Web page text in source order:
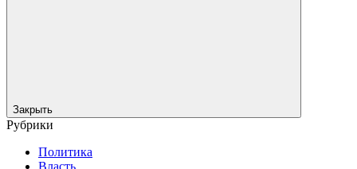
Закрыть
Рубрики
Политика